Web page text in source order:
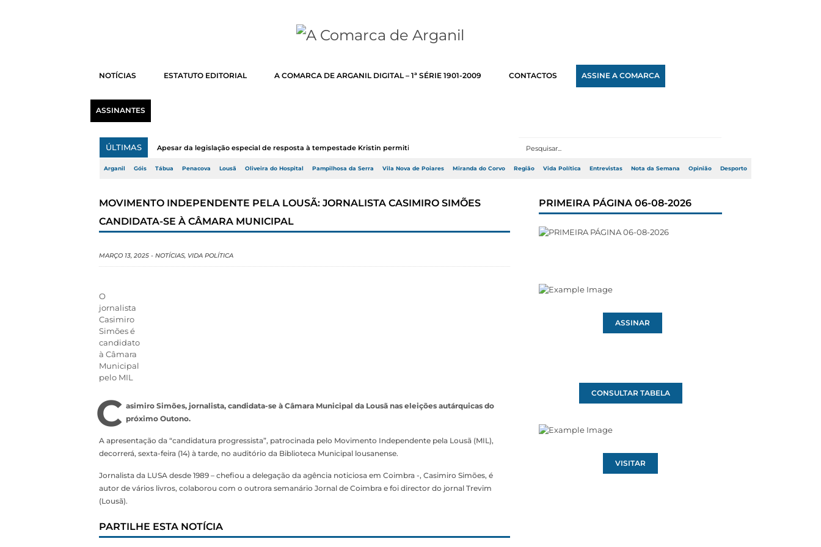
NOTÍCIAS ESTATUTO EDITORIAL A COMARCA DE ARGANIL DIGITAL – 1ª SÉRIE 1901-2009 CONTACTOS ASSINE A COMARCA
ASSINANTES
ÚLTIMAS Apesar da legislação especial de resposta à tempestade Kristin permitir a adj...
Arganil Góis Tábua Penacova Lousã Oliveira do Hospital Pampilhosa da Serra Vila Nova de Poiares Miranda do Corvo Região Vida Política Entrevistas Nota da Semana Opinião Desporto
MOVIMENTO INDEPENDENTE PELA LOUSÃ: JORNALISTA CASIMIRO SIMÕES
CANDIDATA-SE À CÂMARA MUNICIPAL
MARÇO 13, 2025 - NOTÍCIAS, VIDA POLÍTICA
O
jornalista
Casimiro
Simões é
candidato
à Câmara
Municipal
pelo MIL
C asimiro Simões, jornalista, candidata-se à Câmara Municipal da Lousã nas eleições autárquicas do
próximo Outono.
A apresentação da “candidatura progressista”, patrocinada pelo Movimento Independente pela Lousã (MIL),
decorrerá, sexta-feira (14) à tarde, no auditório da Biblioteca Municipal lousanense.
Jornalista da LUSA desde 1989 – chefiou a delegação da agência noticiosa em Coimbra -, Casimiro Simões, é
autor de vários livros, colaborou com o outrora semanário Jornal de Coimbra e foi director do jornal Trevim
(Lousã).
PARTILHE ESTA NOTÍCIA
PRIMEIRA PÁGINA 06-08-2026
ASSINAR
CONSULTAR TABELA
VISITAR